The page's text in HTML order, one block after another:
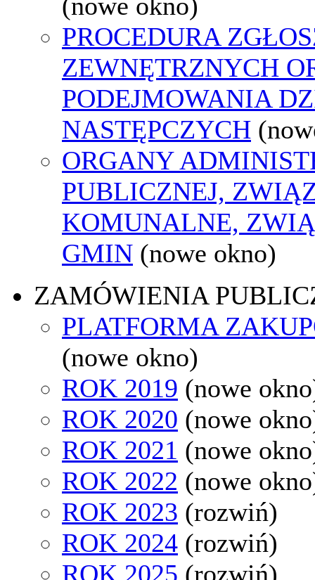
PROCEDURA
ZEWNĘTRZNYCH
PODEJMOWANIA
NASTĘPCZYCH
ORGANY
PUBLICZNEJ,
KOMUNALNE,
GMIN (nowe okno)
ZAMÓWIENIA
PLATFORMA
(nowe okno)
ROK 2019 (nowe
ROK 2020 (nowe
ROK 2021 (nowe
ROK 2022 (nowe
ROK 2023 (rozwiń)
ROK 2024 (rozwiń)
ROK 2025 (rozwiń)